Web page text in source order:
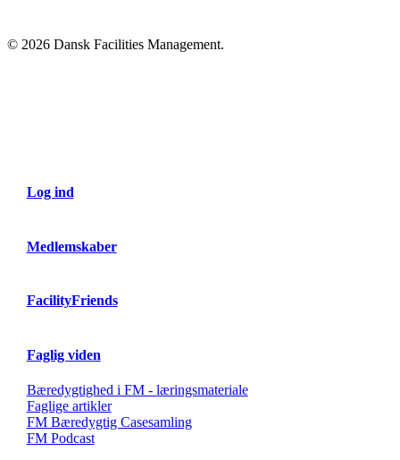
© 2026 Dansk Facilities Management.
Log ind
Medlemskaber
FacilityFriends
Faglig viden
Bæredygtighed i FM - læringsmateriale
Faglige artikler
FM Bæredygtig Casesamling
FM Podcast